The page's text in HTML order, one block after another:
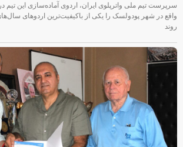
سرپرست تیم ملی واترپلوی ایران، اردوی آماده‌سازی این تیم
واقع در شهر پودولسک را یکی از باکیفیت‌ترین اردوهای
روند